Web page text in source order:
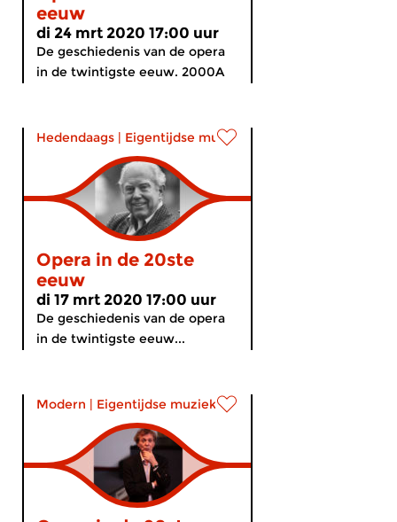
eeuw
di 24 mrt 2020 17:00 uur
De geschiedenis van de opera
in de twintigste eeuw. 2000A
Hedendaags | Eigentijdse muziek
Opera in de 20ste
eeuw
di 17 mrt 2020 17:00 uur
De geschiedenis van de opera
in de twintigste eeuw...
Modern | Eigentijdse muziek